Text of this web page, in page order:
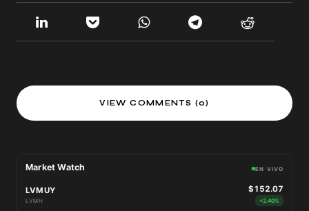
VIEW COMMENTS (0)
Market Watch EN VIVO
LVMUY
LVMH
$152.07
+2.40%